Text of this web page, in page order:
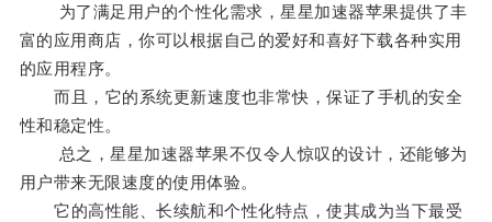
为了满足用户的个性化需求，星星加速器苹果提供了丰
富的应用商店，你可以根据自己的爱好和喜好下载各种实用
的应用程序。
而且，它的系统更新速度也非常快，保证了手机的安全
性和稳定性。
总之，星星加速器苹果不仅令人惊叹的设计，还能够为
用户带来无限速度的使用体验。
它的高性能、长续航和个性化特点，使其成为当下最受